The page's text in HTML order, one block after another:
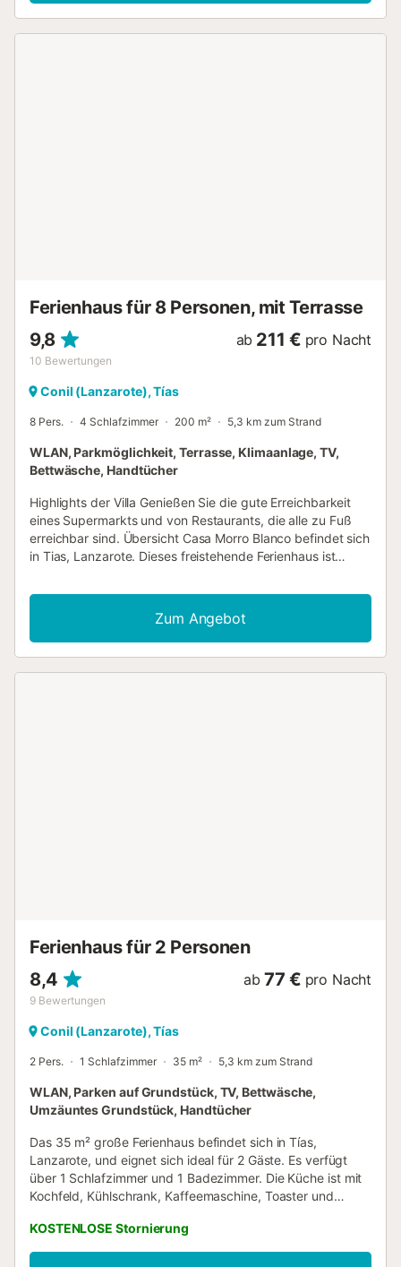
Terrassenmöbel, Liegestühle (6). Sicht auf das Meer, die
Ferienhaus für 8 Personen, mit Terrasse
9,8
10 Bewertungen
ab 211 € pro Nacht
Conil (Lanzarote), Tías
8 Pers. 4 Schlafzimmer 200 m² 5,3 km zum Strand
WLAN, Parkmöglichkeit, Terrasse, Klimaanlage, TV,
Bettwäsche, Handtücher
Highlights der Villa Genießen Sie die gute Erreichbarkeit
eines Supermarkts und von Restaurants, die alle zu Fuß
erreichbar sind. Übersicht Casa Morro Blanco befindet sich
in Tias, Lanzarote. Dieses freistehende Ferienhaus ist
9 Personen (8 Erwachsene und 1 Kind) mit 4
Schlafzimmern und 2 Bädern. Es gibt einen privaten Pool
mit Grill und Meerblick. Restaurants sind zu Fuß erreichbar.
Wohnzimmer Das Wohnzimmer verfügt über einen
und WC. Badezimmer 2 (Familienbad) mit Dusche und
Zum Angebot
Ferienhaus für 2 Personen
8,4
9 Bewertungen
ab 77 € pro Nacht
Conil (Lanzarote), Tías
2 Pers. 1 Schlafzimmer 35 m² 5,3 km zum Strand
WLAN, Parken auf Grundstück, TV, Bettwäsche,
Umzäuntes Grundstück, Handtücher
Das 35 m² große Ferienhaus befindet sich in Tías,
Lanzarote, und eignet sich ideal für 2 Gäste. Es verfügt
über 1 Schlafzimmer und 1 Badezimmer. Die Küche ist mit
Kochfeld, Kühlschrank, Kaffeemaschine, Toaster und
Backofen vorhanden ist. Highspeed-WLAN für
Videotelefonie, TV und eine Waschmaschine sorgen für
KOSTENLOSE Stornierung